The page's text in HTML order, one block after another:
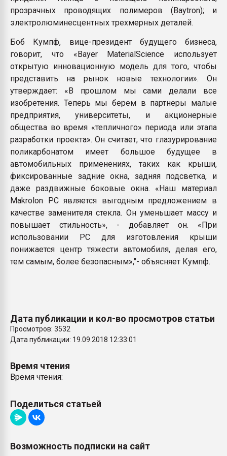
прозрачных проводящих полимеров (Baytron); и
электролюминесцентных трехмерных деталей.
Боб Кумпф, вице-президент будущего бизнеса,
говорит, что «Bayer MaterialScience использует
открытую инновационную модель для того, чтобы
представить на рынок новые технологии». Он
утверждает: «В прошлом мы сами делали все
изобретения. Теперь мы берем в партнеры малые
предприятия, университеты, и акционерные
общества во время «тепличного» периода или этапа
разработки проекта». Он считает, что глазурирование
поликарбонатом имеет большое будущее в
автомобильных применениях, таких как крыши,
фиксированные задние окна, задняя подсветка, и
даже раздвижные боковые окна. «Наш материал
Makrolon PC является выгодным предложением в
качестве заменителя стекла. Он уменьшает массу и
повышает стильность», - добавляет он. «При
использовании PC для изготовления крыши
понижается центр тяжести автомобиля, делая его,
тем самым, более безопасным»,"- объясняет Кумпф.
Дата публикации и кол-во просмотров статьи
Просмотров: 3532
Дата публикации: 19.09.2018 12:33:01
Время чтения
Время чтения:
Поделиться статьей
Возможность подписки на сайт